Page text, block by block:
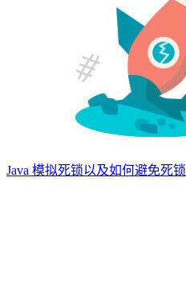
Java 模拟死锁以及如何避免死锁